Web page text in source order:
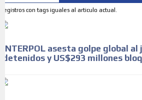
Registros con tags iguales al articulo actual.
INTERPOL asesta golpe global al
detenidos y US$293 millones